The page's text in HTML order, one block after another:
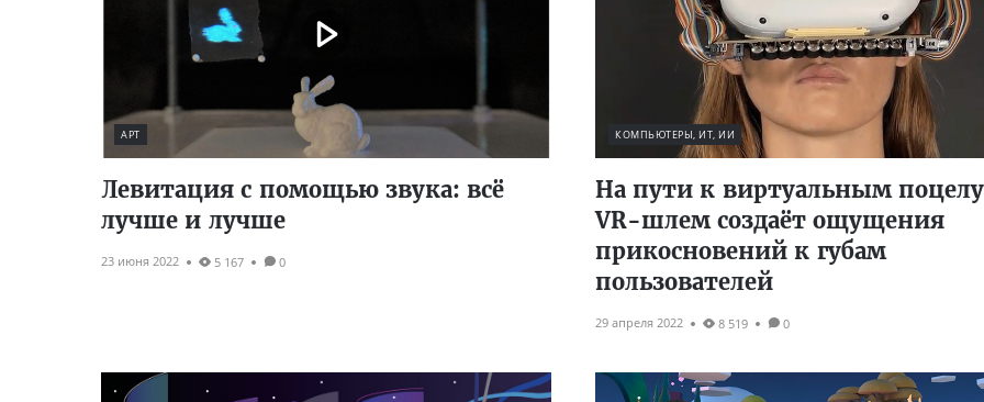
АРТ
Левитация с помощью звука: всё
лучше и лучше
23 июня 2022 5 167 0
КОМПЬЮТЕРЫ, ИТ, ИИ
На пути к виртуальным
VR-шлем создаёт ощущения
прикосновений к губам
пользователей
29 апреля 2022 8 519 0